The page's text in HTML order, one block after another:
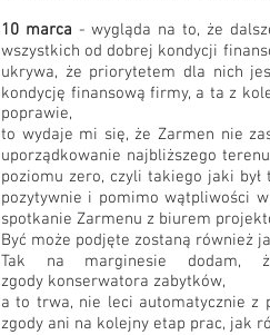
10 marca - wygląda na to, że
wszystkich od dobrej kondycji
ukrywa, że priorytetem dla nich
kondycję finansową firmy, a ta z
poprawie,
to wydaje mi się, że Zarmen nie
uporządkowanie najbliższego
poziomu zero, czyli takiego jaki
pozytywnie i pomimo wątpliwości
spotkanie Zarmenu z biurem
Być może podjęte zostaną również
Tak na marginesie dodam,
zgody konserwatora zabytków,
a to trwa, nie leci automatycznie z
zgody ani na kolejny etap prac, jak